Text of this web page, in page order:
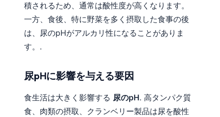
積されるため、通常は酸性度が高くなります。
一方、食後、特に野菜を多く摂取した食事の後
は、尿のpHがアルカリ性になることがありま
す。.
尿pHに影響を与える要因
食生活は大きく影響する 尿のpH. 高タンパク質
食、肉類の摂取、クランベリー製品は尿を酸性